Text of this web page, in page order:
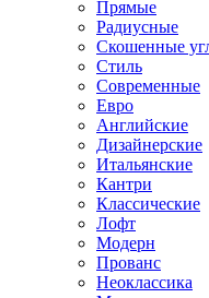
Прямые
Радиусные
Скошенные
Стиль
Современные
Евро
Английские
Дизайнерские
Итальянские
Кантри
Классические
Лофт
Модерн
Прованс
Неоклассика